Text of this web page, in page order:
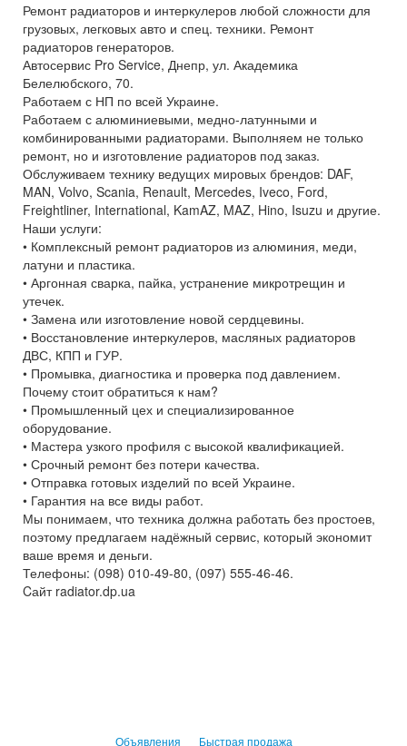
Ремонт радиаторов и интеркулеров любой сложности для
грузовых, легковых авто и спец. техники. Ремонт
радиаторов генераторов.
Автосервис Pro Service, Днепр, ул. Академика
Белелюбского, 70.
Работаем с НП по всей Украине.
Работаем с алюминиевыми, медно-латунными и
комбинированными радиаторами. Выполняем не только
ремонт, но и изготовление радиаторов под заказ.
Обслуживаем технику ведущих мировых брендов: DAF,
MAN, Volvo, Scania, Renault, Mercedes, Iveco, Ford,
Freightliner, International, KamAZ, MAZ, Hino, Isuzu и другие.
Наши услуги:
• Комплексный ремонт радиаторов из алюминия, меди,
латуни и пластика.
• Аргонная сварка, пайка, устранение микротрещин и
утечек.
• Замена или изготовление новой сердцевины.
• Восстановление интеркулеров, масляных радиаторов
ДВС, КПП и ГУР.
• Промывка, диагностика и проверка под давлением.
Почему стоит обратиться к нам?
• Промышленный цех и специализированное
оборудование.
• Мастера узкого профиля с высокой квалификацией.
• Срочный ремонт без потери качества.
• Отправка готовых изделий по всей Украине.
• Гарантия на все виды работ.
Мы понимаем, что техника должна работать без простоев,
поэтому предлагаем надёжный сервис, который экономит
ваше время и деньги.
Телефоны: (098) 010-49-80, (097) 555-46-46.
Cайт radiator.dp.ua
Объявления Быстрая продажа